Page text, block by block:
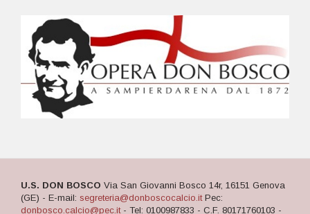
U.S. DON BOSCO Via San Giovanni Bosco 14r, 16151 Genova
(GE) - E-mail: segreteria@donboscocalcio.itPec:
donbosco.calcio@pec.it- Tel: 0100987833 - C.F. 80171760103 -